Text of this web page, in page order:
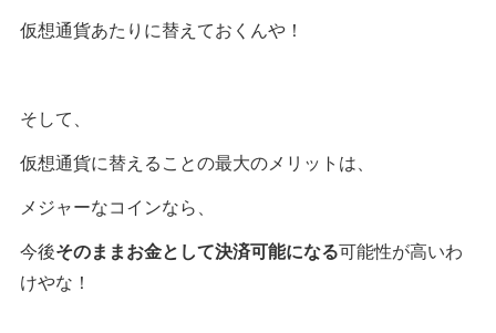
仮想通貨あたりに替えておくんや！
そして、
仮想通貨に替えることの最大のメリットは、
メジャーなコインなら、
今後そのままお金として決済可能になる可能性が高いわ
けやな！